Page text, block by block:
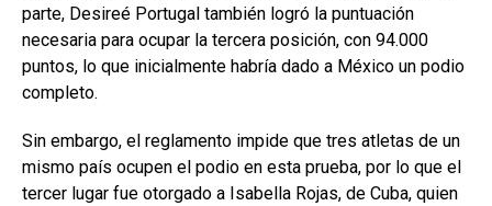
parte, Desireé Portugal también logró la puntuación
necesaria para ocupar la tercera posición, con 94.000
puntos, lo que inicialmente habría dado a México un podio
completo.
Sin embargo, el reglamento impide que tres atletas de un
mismo país ocupen el podio en esta prueba, por lo que el
tercer lugar fue otorgado a Isabella Rojas, de Cuba, quien